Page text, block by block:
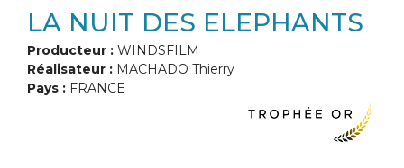
LA NUIT DES ELEPHANTS
Producteur : WINDSFILM
Réalisateur : MACHADO Thierry
Pays : FRANCE